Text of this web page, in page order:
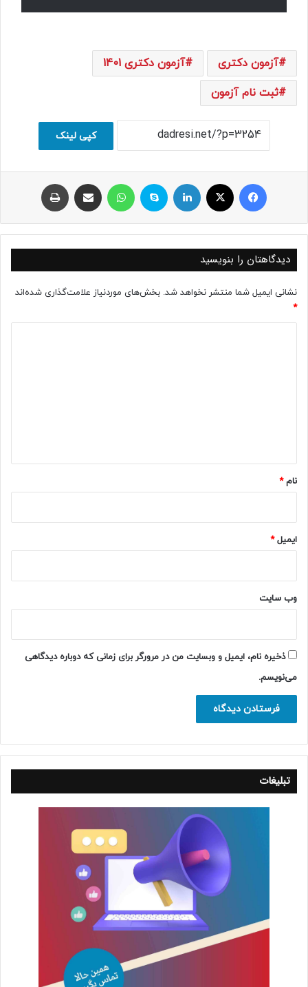
آزمون دکتری
آزمون دکتری 1401
ثبت نام آزمون
کپی لینک
فیسبوک ایکس لینکداین اسکایپ اشتراک با ایمیل
دیدگاهتان را بنویسید
نشانی ایمیل شما منتشر نخواهد شد. بخش‌های موردنیاز علامت‌گذاری شده‌اند
*
نام*
ایمیل*
وب‌ سایت
ذخیره نام، ایمیل و وبسایت من در مرورگر برای زمانی که دوباره دیدگاهی
می‌نویسم.
تبلیغات